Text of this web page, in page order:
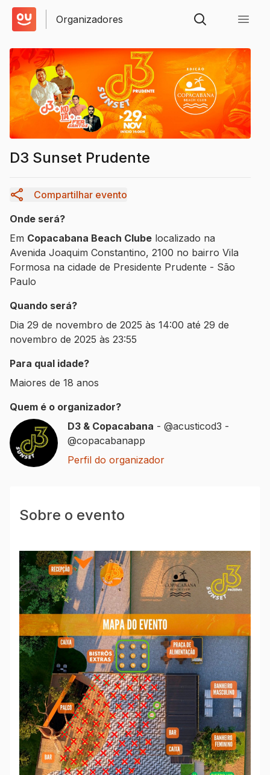
Organizadores
D3 Sunset Prudente
Compartilhar evento
Onde será?
Em Copacabana Beach Clube localizado na
Avenida Joaquim Constantino, 2100 no bairro Vila
Formosa na cidade de Presidente Prudente - São
Paulo
Quando será?
Dia 29 de novembro de 2025 às 14:00 até 29 de
novembro de 2025 às 23:55
Para qual idade?
Maiores de 18 anos
Quem é o organizador?
D3 & Copacabana - @acusticod3 -
@copacabanapp
Perfil do organizador
Sobre o evento